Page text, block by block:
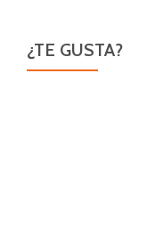
¿TE GUSTA?